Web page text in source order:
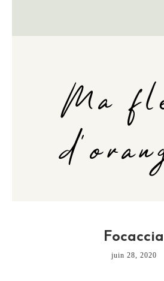
Ma
Focaccia
juin 28, 2020